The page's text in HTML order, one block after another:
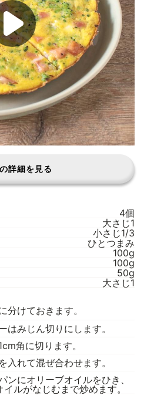
詳細を見る
4個
大さじ1
小さじ1/3
ひとつまみ
100g
100g
50g
大さじ1
分けておきます。
はみじん切りにします。
角に切ります。
入れて混ぜ合わせます。
ンにオリーブオイルをひき、
ルがなじむまで炒めます。